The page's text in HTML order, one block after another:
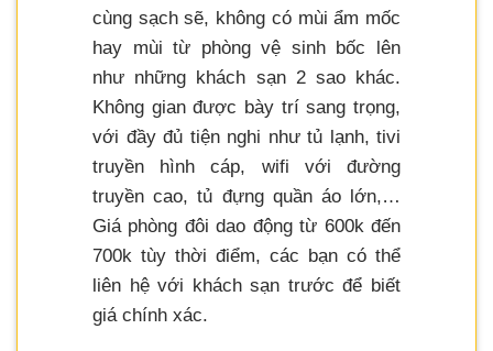
cùng sạch sẽ, không có mùi ẩm mốc
hay mùi từ phòng vệ sinh bốc lên
như những khách sạn 2 sao khác.
Không gian được bày trí sang trọng,
với đầy đủ tiện nghi như tủ lạnh, tivi
truyền hình cáp, wifi với đường
truyền cao, tủ đựng quần áo lớn,…
Giá phòng đôi dao động từ 600k đến
700k tùy thời điểm, các bạn có thể
liên hệ với khách sạn trước để biết
giá chính xác.